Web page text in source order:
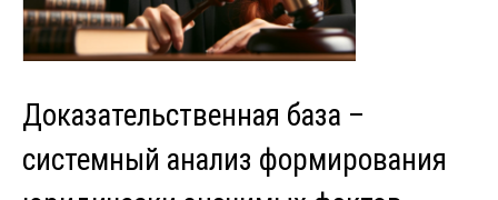
Доказательственная база –
системный анализ формирования